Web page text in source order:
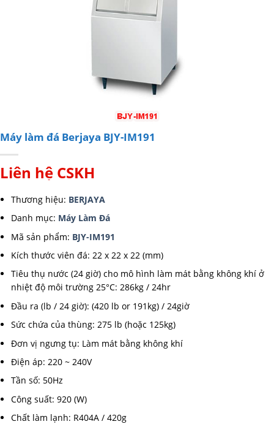
Máy làm đá Berjaya BJY-IM191
Liên hệ CSKH
Thương hiệu: BERJAYA
Danh mục: Máy Làm Đá
Mã sản phẩm: BJY-IM191
Kích thước viên đá: 22 x 22 x 22 (mm)
Tiêu thụ nước (24 giờ) cho mô hình làm mát bằng không khí ở
nhiệt độ môi trường 25°C: 286kg / 24hr
Đầu ra (lb / 24 giờ): (420 lb or 191kg) / 24giờ
Sức chứa của thùng: 275 lb (hoặc 125kg)
Đơn vị ngưng tụ: Làm mát bằng không khí
Điện áp: 220 ~ 240V
Tần số: 50Hz
Công suất: 920 (W)
Chất làm lạnh: R404A / 420g